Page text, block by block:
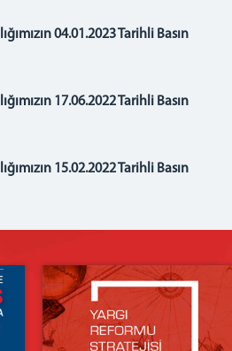
04.01.2023 Tarihli Basın
17.06.2022 Tarihli Basın
15.02.2022 Tarihli Basın